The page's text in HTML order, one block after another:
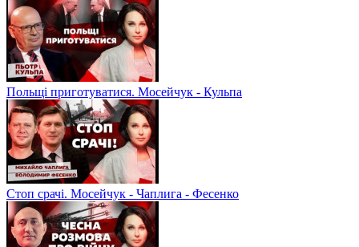
Польщі приготуватися. Мосейчук - Кульпа
Стоп срачі. Мосейчук - Чаплига - Фесенко